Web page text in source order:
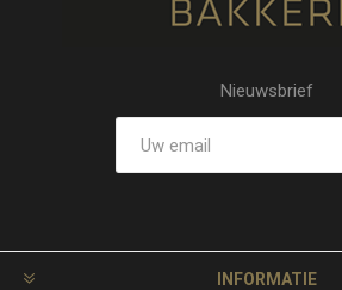
Nieuwsbrief
INFORMATIE